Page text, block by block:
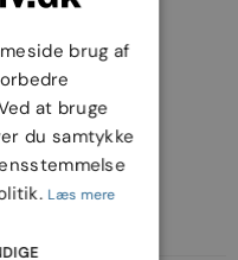
brug af
at bruge
du samtykke
Læs mere